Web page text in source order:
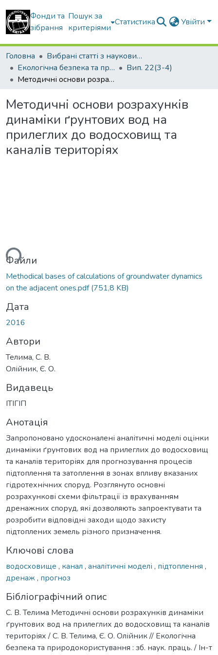
Фонди та
зібрання
Пошук за
критеріями
Статистика Увійти
Головна
Вибрані статті з наукових збірників КНУБА
Екологічна безпека та природокористування
Вип. 22(3-4)
Методичні основи розрахунків динаміки ґрунтових вод на прилеглих до водосховищ та каналів територіях
Методичні основи розрахунків
динаміки ґрунтових вод на
прилеглих до водосховищ та
каналів територіях
Файли
Methodical bases of calculations of groundwater dynamics
on the adjacent ones.pdf(751,8 KB)
Дата
2016
Автори
Телима, С. В.
Олійник, Є. О.
Видавець
ІТІГІП
Анотація
Запропоновано удосконалені аналітичні моделі оцінки
динаміки ґрунтових вод на прилеглих до водосховищ
та каналів територіях для прогнозування процесів
підтоплення та затоплення в зонах впливу вказаних
гідротехнічних споруд. Розглянуто основні
розрахункові схеми фільтрації із врахуванням
дренажних споруд, які дозволяють запроектувати та
розробити відповідні заходи щодо захисту
підтоплених земель різного призначення.
Ключові слова
водосховище , канал , аналітичні моделі , підтоплення ,
дренаж, прогноз
Бібліографічний опис
С. В. Телима Методичні основи розрахунків динаміки
ґрунтових вод на прилеглих до водосховищ та каналів
територіях / С. В. Телима, Є. О. Олійник // Екологічна
безпека та природокористування : зб. наук. праць. / Ін-т